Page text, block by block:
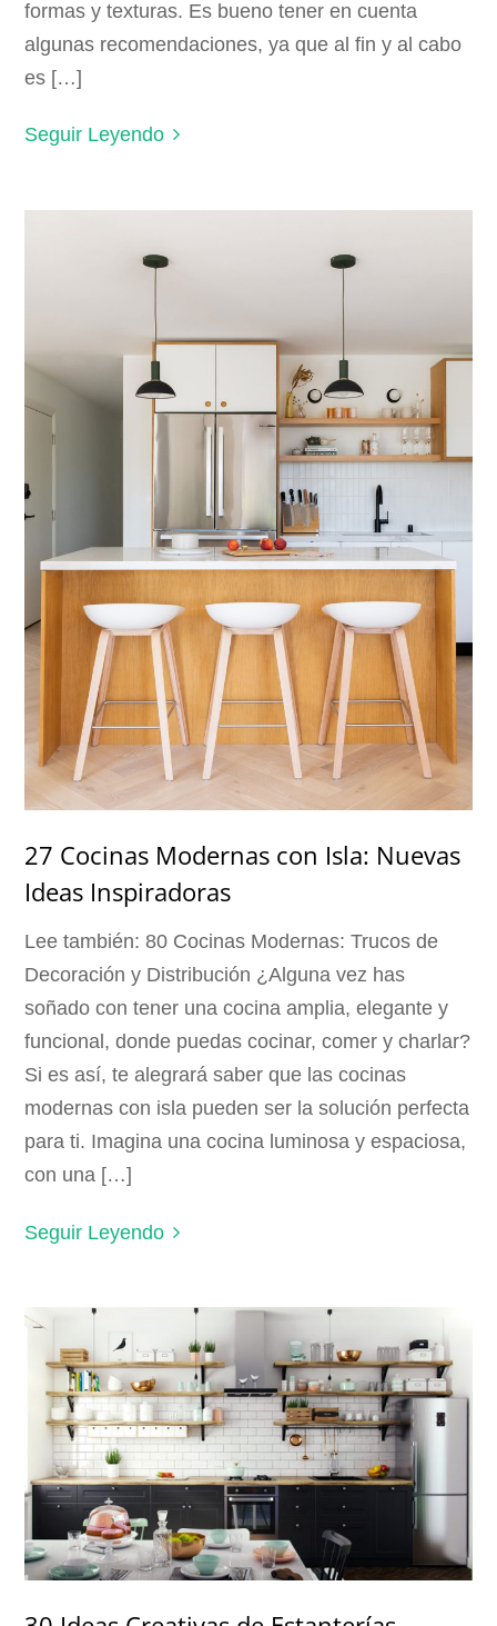
formas y texturas. Es bueno tener en cuenta
algunas recomendaciones, ya que al fin y al cabo
es […]
Seguir Leyendo
27 Cocinas Modernas con Isla: Nuevas
Ideas Inspiradoras
Lee también: 80 Cocinas Modernas: Trucos de
Decoración y Distribución ¿Alguna vez has
soñado con tener una cocina amplia, elegante y
funcional, donde puedas cocinar, comer y charlar?
Si es así, te alegrará saber que las cocinas
modernas con isla pueden ser la solución perfecta
para ti. Imagina una cocina luminosa y espaciosa,
con una […]
Seguir Leyendo